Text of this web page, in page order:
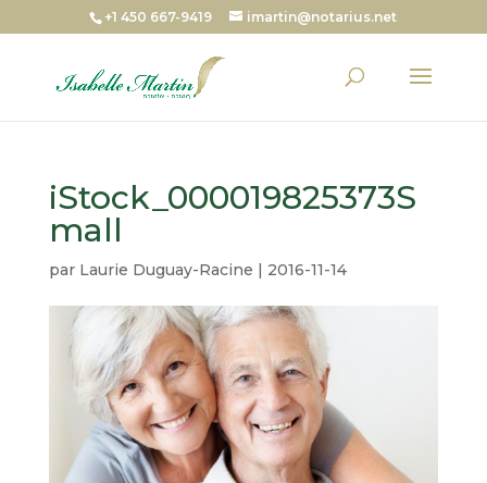
+1 450 667-9419 imartin@notarius.net
iStock_000019825373S
mall
par Laurie Duguay-Racine | 2016-11-14